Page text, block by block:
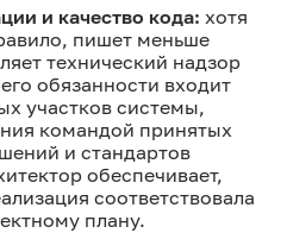
и качество кода: хотя
пишет меньше
технический надзор
обязанности входит
участков системы,
командой принятых
и стандартов
обеспечивает,
соответствовала
плану.